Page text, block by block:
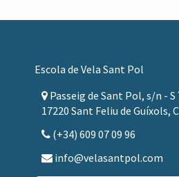
Escola de Vela Sant Pol
Passeig de Sant Pol, s/n -
17220 Sant Feliu de Guíxols,
(+34) 609 07 09 96
info@velasantpol.com